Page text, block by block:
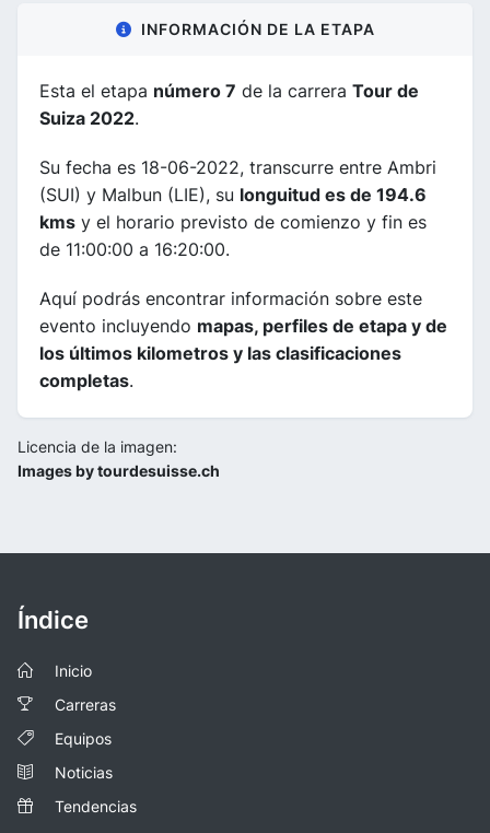
INFORMACIÓN DE LA ETAPA
Esta el etapa número 7 de la carrera Tour de
Suiza 2022.
Su fecha es 18-06-2022, transcurre entre Ambri
(SUI) y Malbun (LIE), su longuitud es de 194.6
kms y el horario previsto de comienzo y fin es
de 11:00:00 a 16:20:00.
Aquí podrás encontrar información sobre este
evento incluyendo mapas, perfiles de etapa y de
los últimos kilometros y las clasificaciones
completas.
Licencia de la imagen:
Images by tourdesuisse.ch
Índice
Inicio
Carreras
Equipos
Noticias
Tendencias